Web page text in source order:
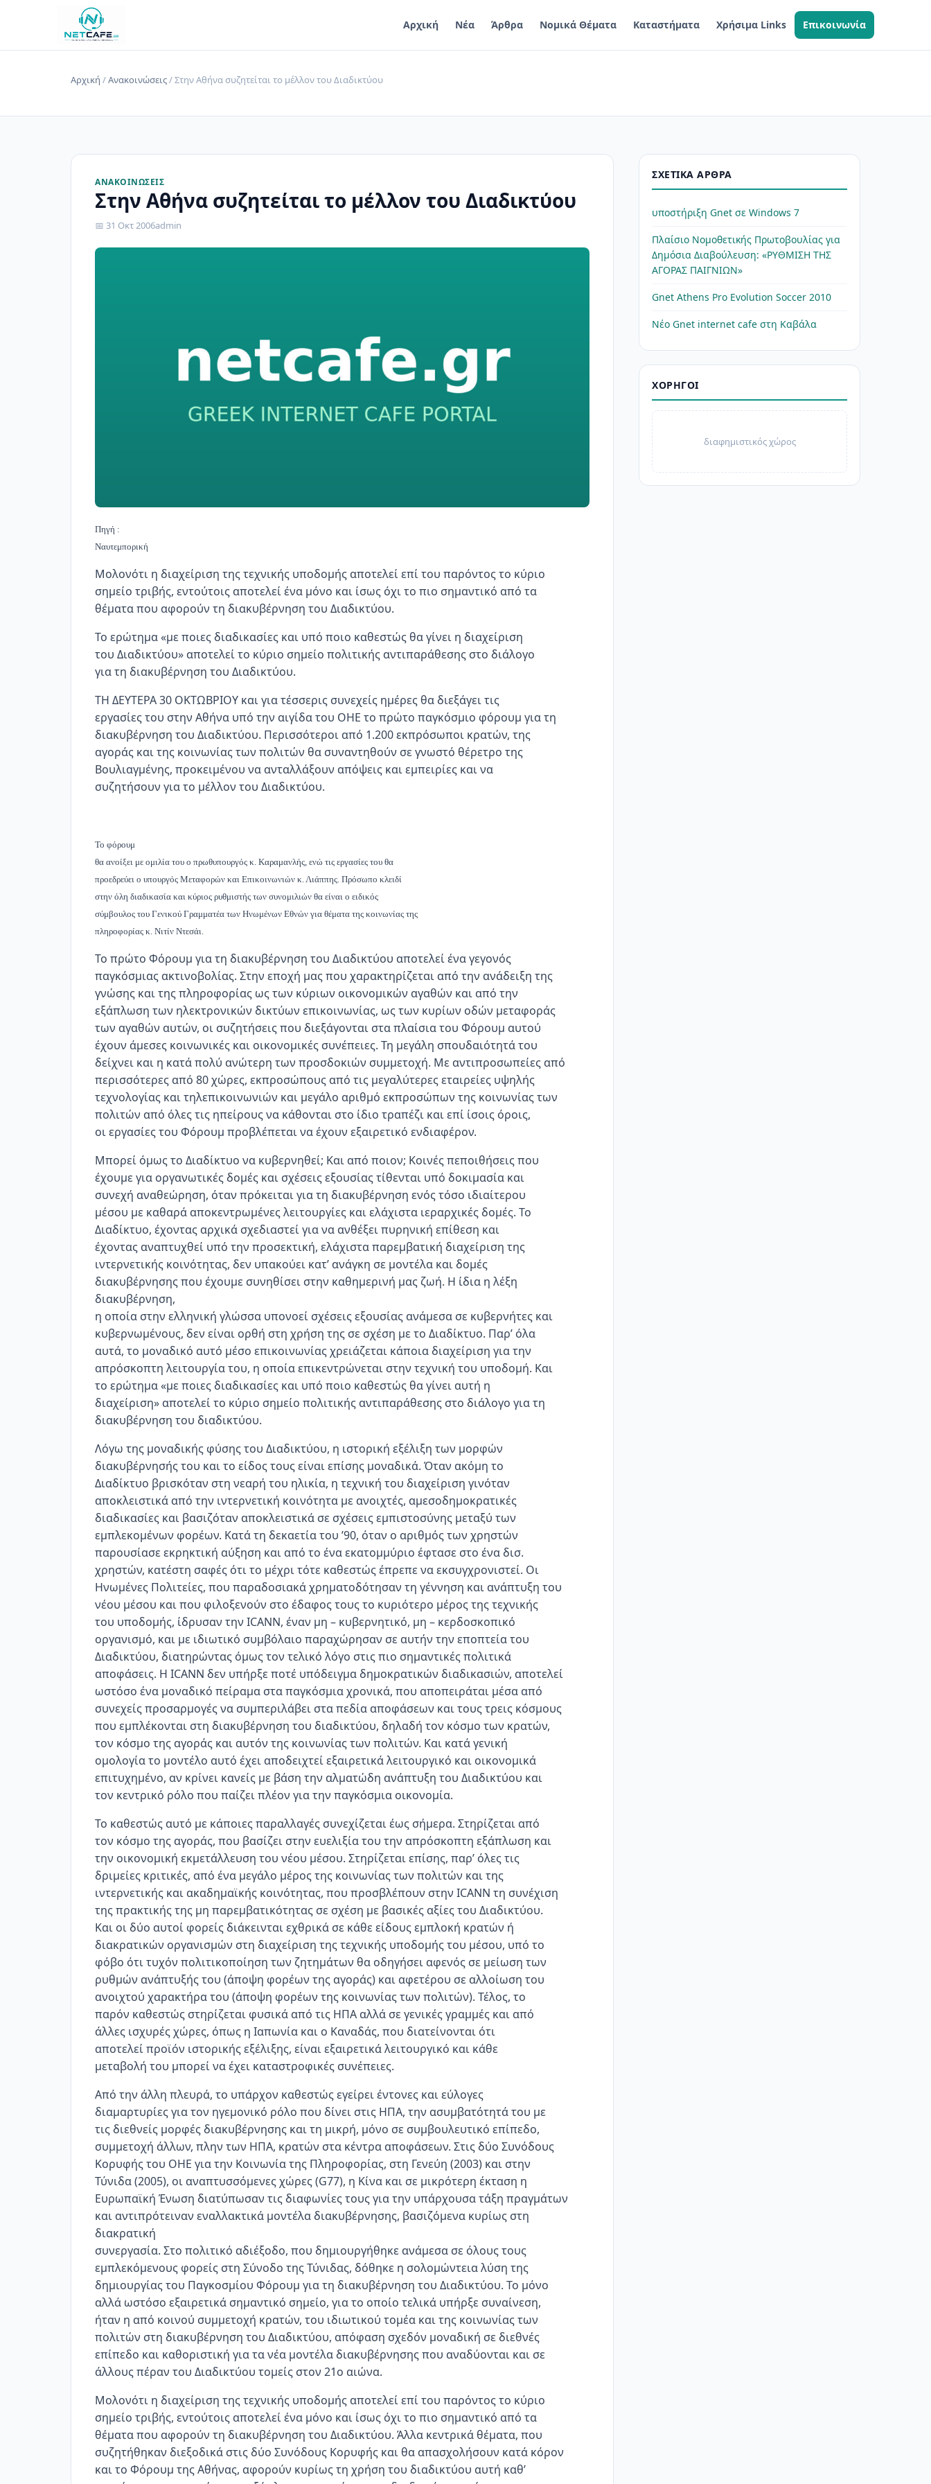
Αρχική Νέα Άρθρα Νομικά Θέματα Καταστήματα Χρήσιμα Links Επικοινωνία
Αρχική /Ανακοινώσεις/ Στην Αθήνα συζητείται το μέλλον του Διαδικτύου
ΑΝΑΚΟΙΝΏΣΕΙΣ
Στην Αθήνα συζητείται το μέλλον του Διαδικτύου
📅 31 Οκτ 2006admin
Πηγή :
Ναυτεμπορική
Μολονότι η διαχείριση της τεχνικής υποδομής αποτελεί επί του παρόντος το κύριο
σημείο τριβής, εντούτοις αποτελεί ένα μόνο και ίσως όχι το πιο σημαντικό από τα
θέματα που αφορούν τη διακυβέρνηση του Διαδικτύου.
Το ερώτημα «με ποιες διαδικασίες και υπό ποιο καθεστώς θα γίνει η διαχείριση
του Διαδικτύου» αποτελεί το κύριο σημείο πολιτικής αντιπαράθεσης στο διάλογο
για τη διακυβέρνηση του Διαδικτύου.
ΤΗ ΔΕΥΤΕΡΑ 30 ΟΚΤΩΒΡΙΟΥ και για τέσσερις συνεχείς ημέρες θα διεξάγει τις
εργασίες του στην Αθήνα υπό την αιγίδα του ΟΗΕ το πρώτο παγκόσμιο φόρουμ για τη
διακυβέρνηση του Διαδικτύου. Περισσότεροι από 1.200 εκπρόσωποι κρατών, της
αγοράς και της κοινωνίας των πολιτών θα συναντηθούν σε γνωστό θέρετρο της
Βουλιαγμένης, προκειμένου να ανταλλάξουν απόψεις και εμπειρίες και να
συζητήσουν για το μέλλον του Διαδικτύου.
Το φόρουμ
θα ανοίξει με ομιλία του ο πρωθυπουργός κ. Καραμανλής, ενώ τις εργασίες του θα
προεδρεύει ο υπουργός Μεταφορών και Επικοινωνιών κ. Λιάππης. Πρόσωπο κλειδί
στην όλη διαδικασία και κύριος ρυθμιστής των συνομιλιών θα είναι ο ειδικός
σύμβουλος του Γενικού Γραμματέα των Ηνωμένων Εθνών για θέματα της κοινωνίας της
πληροφορίας κ. Νιτίν Ντεσάι.
Το πρώτο Φόρουμ για τη διακυβέρνηση του Διαδικτύου αποτελεί ένα γεγονός
παγκόσμιας ακτινοβολίας. Στην εποχή μας που χαρακτηρίζεται από την ανάδειξη της
γνώσης και της πληροφορίας ως των κύριων οικονομικών αγαθών και από την
εξάπλωση των ηλεκτρονικών δικτύων επικοινωνίας, ως των κυρίων οδών μεταφοράς
των αγαθών αυτών, οι συζητήσεις που διεξάγονται στα πλαίσια του Φόρουμ αυτού
έχουν άμεσες κοινωνικές και οικονομικές συνέπειες. Τη μεγάλη σπουδαιότητά του
δείχνει και η κατά πολύ ανώτερη των προσδοκιών συμμετοχή. Με αντιπροσωπείες από
περισσότερες από 80 χώρες, εκπροσώπους από τις μεγαλύτερες εταιρείες υψηλής
τεχνολογίας και τηλεπικοινωνιών και μεγάλο αριθμό εκπροσώπων της κοινωνίας των
πολιτών από όλες τις ηπείρους να κάθονται στο ίδιο τραπέζι και επί ίσοις όροις,
οι εργασίες του Φόρουμ προβλέπεται να έχουν εξαιρετικό ενδιαφέρον.
Μπορεί όμως το Διαδίκτυο να κυβερνηθεί; Και από ποιον; Κοινές πεποιθήσεις που
έχουμε για οργανωτικές δομές και σχέσεις εξουσίας τίθενται υπό δοκιμασία και
συνεχή αναθεώρηση, όταν πρόκειται για τη διακυβέρνηση ενός τόσο ιδιαίτερου
μέσου με καθαρά αποκεντρωμένες λειτουργίες και ελάχιστα ιεραρχικές δομές. Το
Διαδίκτυο, έχοντας αρχικά σχεδιαστεί για να ανθέξει πυρηνική επίθεση και
έχοντας αναπτυχθεί υπό την προσεκτική, ελάχιστα παρεμβατική διαχείριση της
ιντερνετικής κοινότητας, δεν υπακούει κατ’ ανάγκη σε μοντέλα και δομές
διακυβέρνησης που έχουμε συνηθίσει στην καθημερινή μας ζωή. Η ίδια η λέξη
διακυβέρνηση,
η οποία στην ελληνική γλώσσα υπονοεί σχέσεις εξουσίας ανάμεσα σε κυβερνήτες και
κυβερνωμένους, δεν είναι ορθή στη χρήση της σε σχέση με το Διαδίκτυο. Παρ’ όλα
αυτά, το μοναδικό αυτό μέσο επικοινωνίας χρειάζεται κάποια διαχείριση για την
απρόσκοπτη λειτουργία του, η οποία επικεντρώνεται στην τεχνική του υποδομή. Και
το ερώτημα «με ποιες διαδικασίες και υπό ποιο καθεστώς θα γίνει αυτή η
διαχείριση» αποτελεί το κύριο σημείο πολιτικής αντιπαράθεσης στο διάλογο για τη
διακυβέρνηση του διαδικτύου.
Λόγω της μοναδικής φύσης του Διαδικτύου, η ιστορική εξέλιξη των μορφών
διακυβέρνησής του και το είδος τους είναι επίσης μοναδικά. Όταν ακόμη το
Διαδίκτυο βρισκόταν στη νεαρή του ηλικία, η τεχνική του διαχείριση γινόταν
αποκλειστικά από την ιντερνετική κοινότητα με ανοιχτές, αμεσοδημοκρατικές
διαδικασίες και βασιζόταν αποκλειστικά σε σχέσεις εμπιστοσύνης μεταξύ των
εμπλεκομένων φορέων. Κατά τη δεκαετία του ’90, όταν ο αριθμός των χρηστών
παρουσίασε εκρηκτική αύξηση και από το ένα εκατομμύριο έφτασε στο ένα δισ.
χρηστών, κατέστη σαφές ότι το μέχρι τότε καθεστώς έπρεπε να εκσυγχρονιστεί. Οι
Ηνωμένες Πολιτείες, που παραδοσιακά χρηματοδότησαν τη γέννηση και ανάπτυξη του
νέου μέσου και που φιλοξενούν στο έδαφος τους το κυριότερο μέρος της τεχνικής
του υποδομής, ίδρυσαν την ICANN, έναν μη – κυβερνητικό, μη – κερδοσκοπικό
οργανισμό, και με ιδιωτικό συμβόλαιο παραχώρησαν σε αυτήν την εποπτεία του
Διαδικτύου, διατηρώντας όμως τον τελικό λόγο στις πιο σημαντικές πολιτικά
αποφάσεις. Η ICANN δεν υπήρξε ποτέ υπόδειγμα δημοκρατικών διαδικασιών, αποτελεί
ωστόσο ένα μοναδικό πείραμα στα παγκόσμια χρονικά, που αποπειράται μέσα από
συνεχείς προσαρμογές να συμπεριλάβει στα πεδία αποφάσεων και τους τρεις κόσμους
που εμπλέκονται στη διακυβέρνηση του διαδικτύου, δηλαδή τον κόσμο των κρατών,
τον κόσμο της αγοράς και αυτόν της κοινωνίας των πολιτών. Και κατά γενική
ομολογία το μοντέλο αυτό έχει αποδειχτεί εξαιρετικά λειτουργικό και οικονομικά
επιτυχημένο, αν κρίνει κανείς με βάση την αλματώδη ανάπτυξη του Διαδικτύου και
τον κεντρικό ρόλο που παίζει πλέον για την παγκόσμια οικονομία.
Το καθεστώς αυτό με κάποιες παραλλαγές συνεχίζεται έως σήμερα. Στηρίζεται από
τον κόσμο της αγοράς, που βασίζει στην ευελιξία του την απρόσκοπτη εξάπλωση και
την οικονομική εκμετάλλευση του νέου μέσου. Στηρίζεται επίσης, παρ’ όλες τις
δριμείες κριτικές, από ένα μεγάλο μέρος της κοινωνίας των πολιτών και της
ιντερνετικής και ακαδημαϊκής κοινότητας, που προσβλέπουν στην ICANN τη συνέχιση
της πρακτικής της μη παρεμβατικότητας σε σχέση με βασικές αξίες του Διαδικτύου.
Και οι δύο αυτοί φορείς διάκεινται εχθρικά σε κάθε είδους εμπλοκή κρατών ή
διακρατικών οργανισμών στη διαχείριση της τεχνικής υποδομής του μέσου, υπό το
φόβο ότι τυχόν πολιτικοποίηση των ζητημάτων θα οδηγήσει αφενός σε μείωση των
ρυθμών ανάπτυξής του (άποψη φορέων της αγοράς) και αφετέρου σε αλλοίωση του
ανοιχτού χαρακτήρα του (άποψη φορέων της κοινωνίας των πολιτών). Τέλος, το
παρόν καθεστώς στηρίζεται φυσικά από τις ΗΠΑ αλλά σε γενικές γραμμές και από
άλλες ισχυρές χώρες, όπως η Ιαπωνία και ο Καναδάς, που διατείνονται ότι
αποτελεί προϊόν ιστορικής εξέλιξης, είναι εξαιρετικά λειτουργικό και κάθε
μεταβολή του μπορεί να έχει καταστροφικές συνέπειες.
Από την άλλη πλευρά, το υπάρχον καθεστώς εγείρει έντονες και εύλογες
διαμαρτυρίες για τον ηγεμονικό ρόλο που δίνει στις ΗΠΑ, την ασυμβατότητά του με
τις διεθνείς μορφές διακυβέρνησης και τη μικρή, μόνο σε συμβουλευτικό επίπεδο,
συμμετοχή άλλων, πλην των ΗΠΑ, κρατών στα κέντρα αποφάσεων. Στις δύο Συνόδους
Κορυφής του ΟΗΕ για την Κοινωνία της Πληροφορίας, στη Γενεύη (2003) και στην
Τύνιδα (2005), οι αναπτυσσόμενες χώρες (G77), η Κίνα και σε μικρότερη έκταση η
Ευρωπαϊκή Ένωση διατύπωσαν τις διαφωνίες τους για την υπάρχουσα τάξη πραγμάτων
και αντιπρότειναν εναλλακτικά μοντέλα διακυβέρνησης, βασιζόμενα κυρίως στη
διακρατική
συνεργασία. Στο πολιτικό αδιέξοδο, που δημιουργήθηκε ανάμεσα σε όλους τους
εμπλεκόμενους φορείς στη Σύνοδο της Τύνιδας, δόθηκε η σολομώντεια λύση της
δημιουργίας του Παγκοσμίου Φόρουμ για τη διακυβέρνηση του Διαδικτύου. Το μόνο
αλλά ωστόσο εξαιρετικά σημαντικό σημείο, για το οποίο τελικά υπήρξε συναίνεση,
ήταν η από κοινού συμμετοχή κρατών, του ιδιωτικού τομέα και της κοινωνίας των
πολιτών στη διακυβέρνηση του Διαδικτύου, απόφαση σχεδόν μοναδική σε διεθνές
επίπεδο και καθοριστική για τα νέα μοντέλα διακυβέρνησης που αναδύονται και σε
άλλους πέραν του Διαδικτύου τομείς στον 21ο αιώνα.
Μολονότι η διαχείριση της τεχνικής υποδομής αποτελεί επί του παρόντος το κύριο
σημείο τριβής, εντούτοις αποτελεί ένα μόνο και ίσως όχι το πιο σημαντικό από τα
θέματα που αφορούν τη διακυβέρνηση του Διαδικτύου. Άλλα κεντρικά θέματα, που
συζητήθηκαν διεξοδικά στις δύο Συνόδους Κορυφής και θα απασχολήσουν κατά κόρον
και το Φόρουμ της Αθήνας, αφορούν κυρίως τη χρήση του διαδικτύου αυτή καθ’
ΣΧΕΤΙΚΆ ΆΡΘΡΑ
υποστήριξη Gnet σε Windows 7
Πλαίσιο Νομοθετικής Πρωτοβουλίας για
Δημόσια Διαβούλευση: «ΡΥΘΜΙΣΗ ΤΗΣ
ΑΓΟΡΑΣ ΠΑΙΓΝΙΩΝ»
Gnet Athens Pro Evolution Soccer 2010
Νέο Gnet internet cafe στη Καβάλα
ΧΟΡΗΓΟΊ
διαφημιστικός χώρος